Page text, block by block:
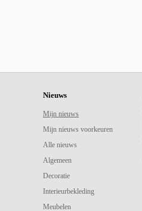
Nieuws
Mijn nieuws
Mijn nieuws voorkeuren
Alle nieuws
Algemeen
Decoratie
Interieurbekleding
Meubelen